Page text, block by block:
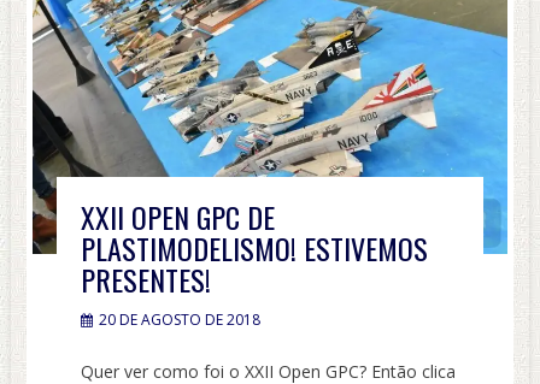
XXII OPEN GPC DE
PLASTIMODELISMO! ESTIVEMOS
PRESENTES!
20 DE AGOSTO DE 2018
Quer ver como foi o XXII Open GPC? Então clica